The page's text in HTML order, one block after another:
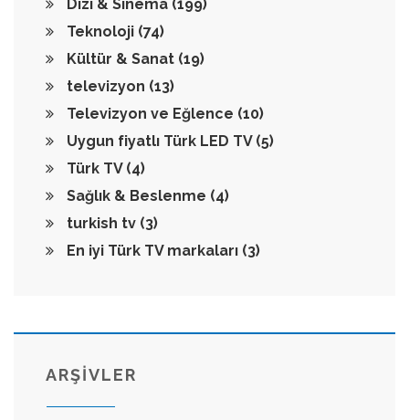
Dizi & Sinema (199)
Teknoloji (74)
Kültür & Sanat (19)
televizyon (13)
Televizyon ve Eğlence (10)
Uygun fiyatlı Türk LED TV (5)
Türk TV (4)
Sağlık & Beslenme (4)
turkish tv (3)
En iyi Türk TV markaları (3)
ARŞİVLER